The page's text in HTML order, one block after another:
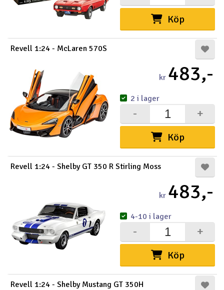
Köp
Revell 1:24 - McLaren 570S
kr 483,-
Köp
+
-
2 i lager
Revell 1:24 - Shelby GT 350 R Stirling Moss
kr 483,-
Köp
+
-
4-10 i lager
Revell 1:24 - Shelby Mustang GT 350H